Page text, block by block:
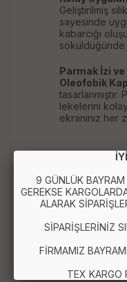
Geliştirilmiş
sayesinde
kabarcığı
söküldüğünde
Parmak İzi
Oleofobik
tasarlanmıştır.
lekelerini
ekranınız her
Temperli cam
9H sertlik
Universal
Akıllı
9 GÜNLÜK
GEREKSE
ALARAK
SİPARİŞLERİNİZ
FİRMAMIZ
TEX KARGO